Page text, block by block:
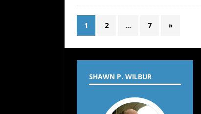
1 2 … 7 »
SHAWN P. WILBUR